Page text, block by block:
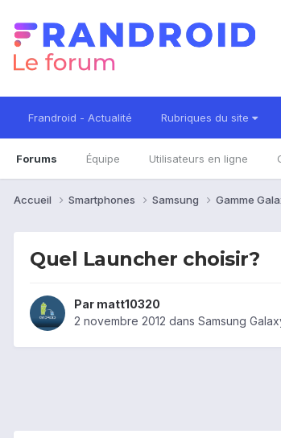
Frandroid - Actualité Rubriques du site
Forums Équipe Utilisateurs en ligne
Accueil Smartphones Samsung Gamme
Quel Launcher choisir?
Par matt10320
2 novembre 2012 dans Samsung